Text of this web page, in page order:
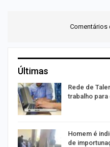
Comentários
Últimas
Rede de
trabalho
Homem é
de